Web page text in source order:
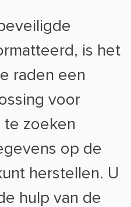
is het
raden een
voor
te zoeken
op de
herstellen. U
hulp van de